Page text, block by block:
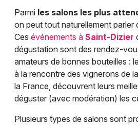
Parmi les salons les plus
on peut tout naturellement parler
Ces événements à Saint-Dizier
dégustation sont des rendez-
amateurs de bonnes bouteilles :
à la rencontre des vignerons de
la France, découvrent leurs
déguster (avec modération) les
Plusieurs types de salons sont